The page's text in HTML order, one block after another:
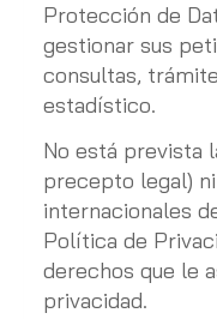
Protección de
gestionar sus
consultas,
estadístico.
No está prevista
precepto legal)
internacionales
Política de
derechos que le
privacidad.